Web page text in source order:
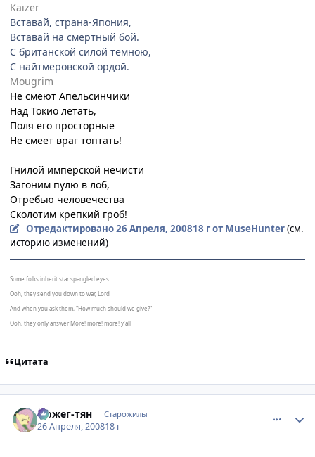
Kaizer
Вставай, страна-Япония,
Вставай на смертный бой.
С британской силой темною,
С найтмеровской ордой.
Mougrim
Не смеют Апельсинчики
Над Токио летать,
Поля его просторные
Не смеет враг топтать!
Гнилой имперской нечисти
Загоним пулю в лоб,
Отребью человечества
Сколотим крепкий гроб!
Отредактировано26 Апреля, 200818 гот MuseHunter(см.
историю изменений)
Some folks inherit star spangled eyes
Ooh, they send you down to war, Lord
And when you ask them, "How much should we give?"
Ooh, they only answer More! more! more! y'all
Цитата
Йожег-тян Старожилы
26 Апреля, 200818 г